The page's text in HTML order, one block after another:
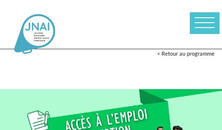
< Retour au programme